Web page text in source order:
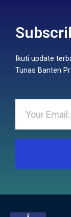
Ikuti update
Tunas Banten